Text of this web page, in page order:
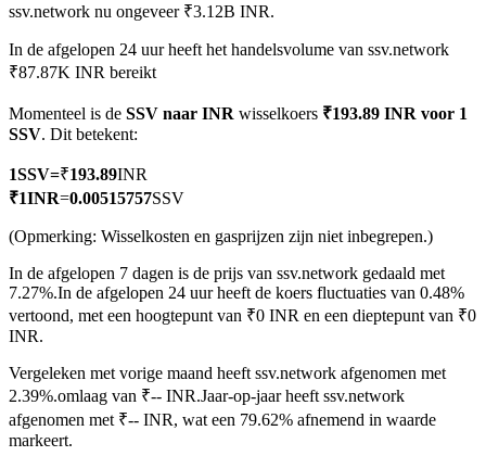
TradFi
USDC-futures
ssv.network nu ongeveer ₹3.12B INR.
In de afgelopen 24 uur heeft het handelsvolume van ssv.network
₹87.87K INR bereikt
Momenteel is de SSV naar INR wisselkoers ₹193.89 INR voor 1
SSV. Dit betekent:
1SSV=₹193.89INR
₹1INR=0.00515757SSV
(Opmerking: Wisselkosten en gasprijzen zijn niet inbegrepen.)
In de afgelopen 7 dagen is de prijs van ssv.network gedaald met
7.27%.In de afgelopen 24 uur heeft de koers fluctuaties van 0.48%
vertoond, met een hoogtepunt van ₹0 INR en een dieptepunt van ₹0
INR.
Vergeleken met vorige maand heeft ssv.network afgenomen met
2.39%.omlaag van ₹-- INR.Jaar-op-jaar heeft ssv.network
afgenomen met ₹-- INR, wat een 79.62% afnemend in waarde
markeert.